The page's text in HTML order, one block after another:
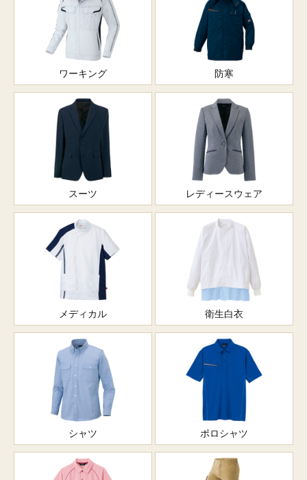
ワーキング 防寒
スーツ レディースウェア
メディカル 衛生白衣
シャツ ポロシャツ